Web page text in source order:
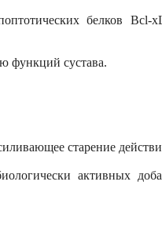
белков Bcl-
функций сустава.
старение
активных